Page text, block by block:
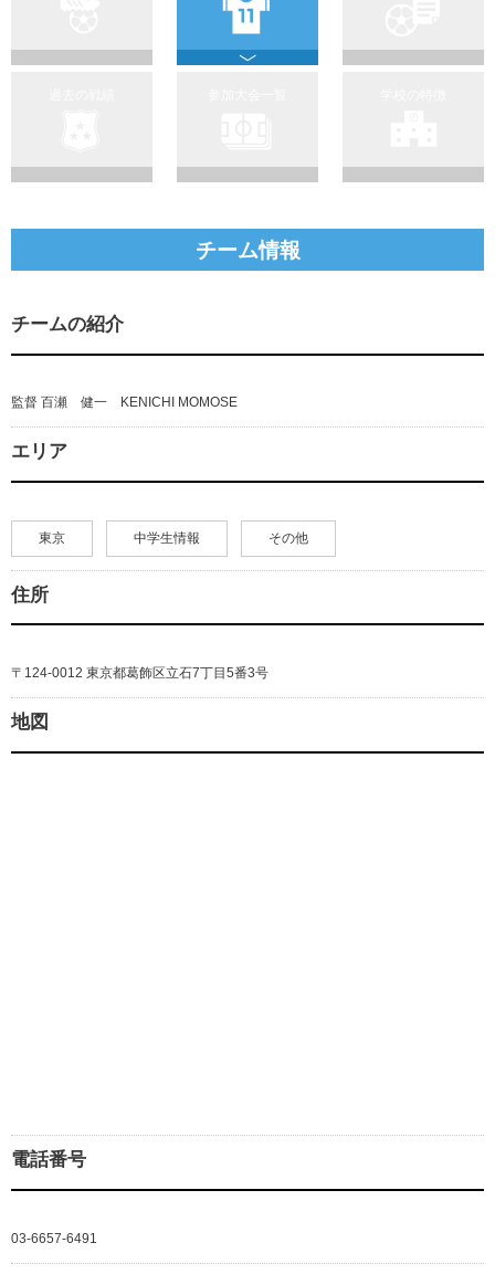
チーム情報
チームの紹介
監督 百瀬 健一 KENICHI MOMOSE
エリア
東京 中学生情報 その他
住所
〒124-0012 東京都葛飾区立石7丁目5番3号
地図
電話番号
03-6657-6491